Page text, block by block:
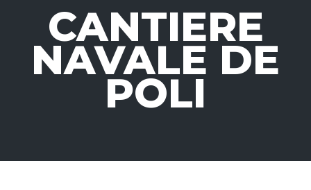
CANTIERE
NAVALE DE
POLI